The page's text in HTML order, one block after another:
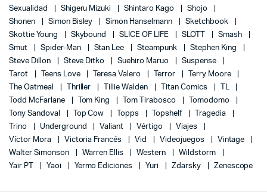
Sexualidad
Shigeru Mizuki Shintaro Kago
Shojo
Shonen
Simon Bisley Simon Hanselmann
Sketchbook
Skottie Young
Skybound SLICE OF LIFE SLOTT
Smash
Smut
Spider-Man Stan Lee Steampunk
Stephen King
Steve Dillon
Steve Ditko Suehiro Maruo
Suspense
Tarot
Teens Love Teresa Valero Terror
Terry Moore
The Oatmeal
Thriller Tillie Walden Titan Comics
TL
Todd McFarlane
Tom King Tom Tirabosco
Tomodomo
Tony Sandoval
Top Cow Topps Topshelf
Tragedia
Trino
Underground Valiant Vértigo
Viajes
Víctor Mora
Victoria Francés Vid Videojuegos
Vintage
Walter Simonson
Warren Ellis Western
Wildstorm
Yair PT
Yaoi Yermo Ediciones Yuri Zdarsky Zenescope